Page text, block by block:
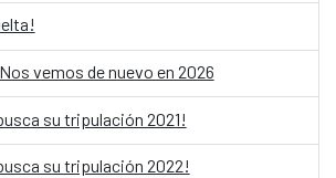
vemos de nuevo en 2026
su tripulación 2021!
su tripulación 2022!